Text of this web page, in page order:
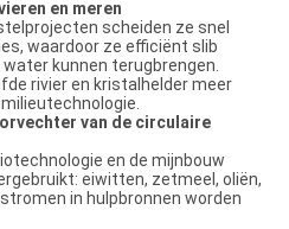
en meren
scheiden ze snel
waardoor ze efficiënt slib
kunnen terugbrengen.
rivier en kristalhelder meer
van de circulaire
en de mijnbouw
eiwitten, zetmeel, oliën,
in hulpbronnen worden